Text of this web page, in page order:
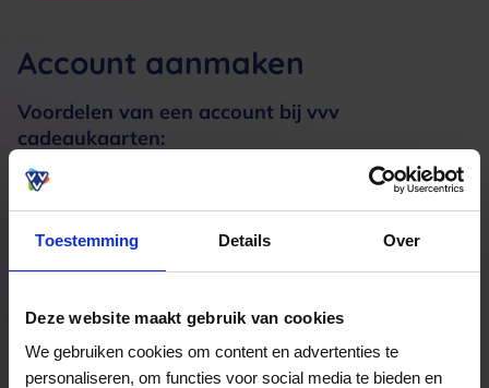
Toestemming Details Over
Deze website maakt gebruik van cookies
We gebruiken cookies om content en advertenties te
personaliseren, om functies voor social media te bieden en
Account aanmaken
Voordelen van een account bij vvv
cadeaukaarten:
Meerdere adressen registreren
Een bestelling volgen
Nog veel meer...